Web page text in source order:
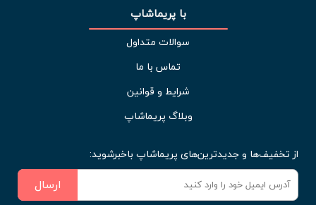
با پریماشاپ
سوالات متداول
تماس با ما
شرایط و قوانین
وبلاگ پریماشاپ
از تخفیف‌ها و جدیدترین‌های پریماشاپ باخبرشوید:
ارسال